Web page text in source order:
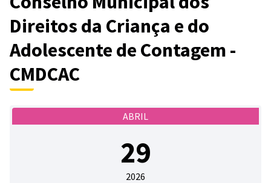
Direitos da Criança e do
Adolescente de Contagem -
CMDCAC
ABRIL
29
2026